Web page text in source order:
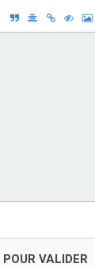
VALIDER